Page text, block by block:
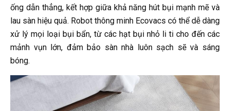
ống dẫn thẳng, kết hợp giữa khả năng hút bụi mạnh mẽ và
lau sàn hiệu quả. Robot thông minh Ecovacs có thể dễ dàng
xử lý mọi loại bụi bẩn, từ các hạt bụi nhỏ li ti cho đến các
mảnh vụn lớn, đảm bảo sàn nhà luôn sạch sẽ và sáng
bóng.